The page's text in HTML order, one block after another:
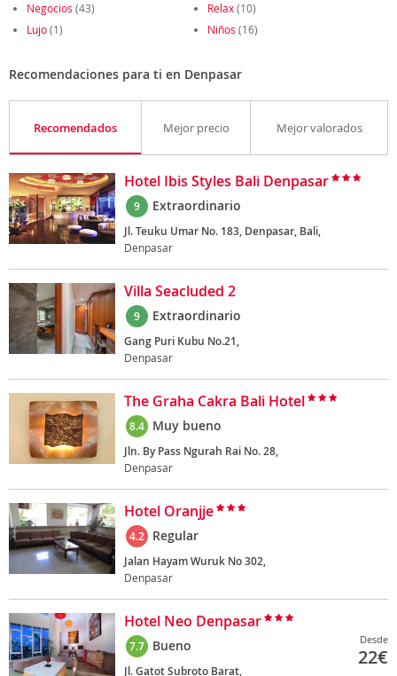
Negocios (43) Relax(10)
Lujo(1) Niños (16)
Recomendaciones para ti en Denpasar
Recomendados Mejor precio Mejor valorados
Hotel Ibis Styles Bali Denpasar
9 Extraordinario
Jl. Teuku Umar No. 183, Denpasar, Bali,
Denpasar
Villa Seacluded 2
9 Extraordinario
Gang Puri Kubu No.21,
Denpasar
The Graha Cakra Bali Hotel
8.4 Muy bueno
Jln. By Pass Ngurah Rai No. 28,
Denpasar
Hotel Oranjje
4.2 Regular
Jalan Hayam Wuruk No 302,
Denpasar
Hotel Neo Denpasar
7.7 Bueno
Jl. Gatot Subroto Barat,
Desde
22€